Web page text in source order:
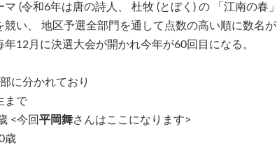
マ (令和6年は唐の詩人、 杜牧 (とぼく) の 「江南の春
競い、 地区予選全部門を通して点数の高い順に数名
年12月に決選大会が開かれ今年が60回目になる。
に分かれており
まで
<今回 平岡舞さんはここになります>
歳